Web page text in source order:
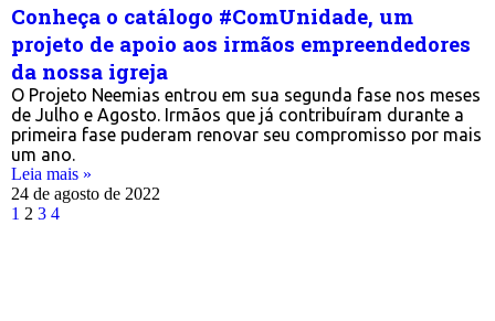
Conheça o catálogo #ComUnidade, um
projeto de apoio aos irmãos empreendedores
da nossa igreja
O Projeto Neemias entrou em sua segunda fase nos meses
de Julho e Agosto. Irmãos que já contribuíram durante a
primeira fase puderam renovar seu compromisso por mais
um ano.
Leia mais »
24 de agosto de 2022
1 2 3 4